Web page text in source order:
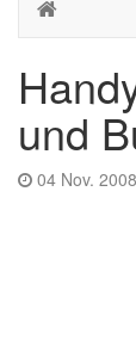
und
04 Nov.